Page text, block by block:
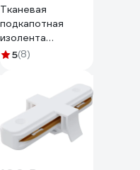
Тканевая
подкапотная
изолента
Terminator Izt
0,25мм 2000832
5(8)